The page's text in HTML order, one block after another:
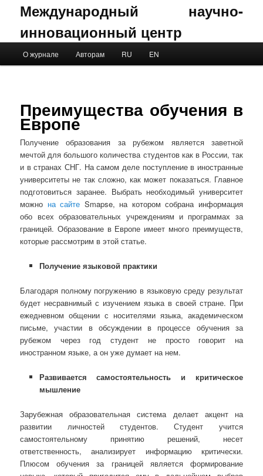
Международный научно-
инновационный центр
Skip to primary content
Skip to secondary content
О журнале Авторам RU EN
Преимущества обучения в
Европе
Получение образования за рубежом является заветной
мечтой для большого количества студентов как в России, так
и в странах СНГ. На самом деле поступление в иностранные
университеты не так сложно, как может показаться. Главное
подготовиться заранее. Выбрать необходимый университет
можно на сайте Smapse, на котором собрана информация
обо всех образовательных учреждениям и программах за
границей. Образование в Европе имеет много преимуществ,
которые рассмотрим в этой статье.
Получение языковой практики
Благодаря полному погружению в языковую среду результат
будет несравнимый с изучением языка в своей стране. При
ежедневном общении с носителями языка, академическом
письме, участии в обсуждении в процессе обучения за
рубежом через год студент не просто говорит на
иностранном языке, а он уже думает на нем.
Развивается самостоятельность и критическое
мышление
Зарубежная образовательная система делает акцент на
развитии личностей студентов. Студент учится
самостоятельному принятию решений, несет
ответственность, анализирует информацию критически.
Плюсом обучения за границей является формирование